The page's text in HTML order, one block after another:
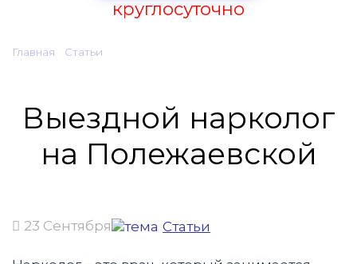
Услуги и стоимость
Отзывы
круглосуточно
Главная Статьи
Выездной нарколог
на Полежаевской
23 Сентября Статьи